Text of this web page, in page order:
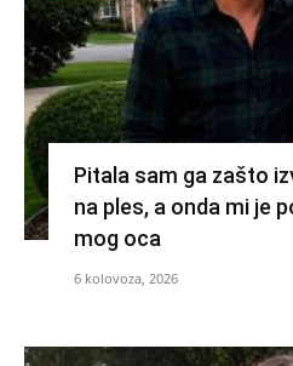
Pitala sam ga zašto
na ples, a onda mi je
mog oca
6 kolovoza, 2026